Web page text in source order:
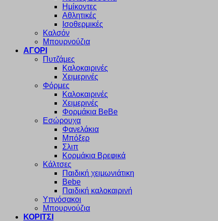
Ημίκοντες
Αθλητικές
Ισοθερμικές
Καλσόν
Μπουρνούζια
ΑΓΟΡΙ
Πυτζάμες
Καλοκαιρινές
Χειμερινές
Φόρμες
Καλοκαιρινές
Χειμερινές
Φορμάκια BeBe
Εσώρουχα
Φανελάκια
Μπόξερ
Σλιπ
Κορμάκια Βρεφικά
Κάλτσες
Παιδική χειμωνιάτικη
Bebe
Παιδική καλοκαιρινή
Υπνόσακοι
Μπουρνούζια
ΚΟΡΙΤΣΙ